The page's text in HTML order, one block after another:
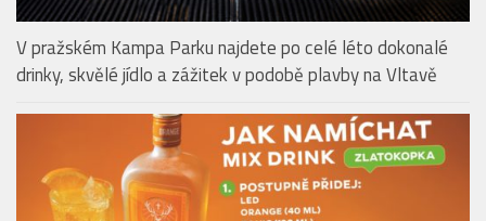
V pražském Kampa Parku najdete po celé léto dokonalé
drinky, skvělé jídlo a zážitek v podobě plavby na Vltavě